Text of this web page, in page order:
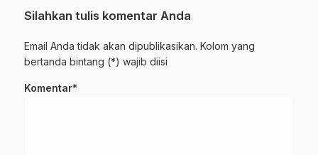
Silahkan tulis komentar Anda
Email Anda tidak akan dipublikasikan. Kolom yang
bertanda bintang (*) wajib diisi
Komentar*